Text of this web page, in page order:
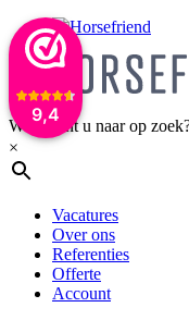
9,4
Waar bent u naar op
×
Vacatures
Over ons
Referenties
Offerte
Account